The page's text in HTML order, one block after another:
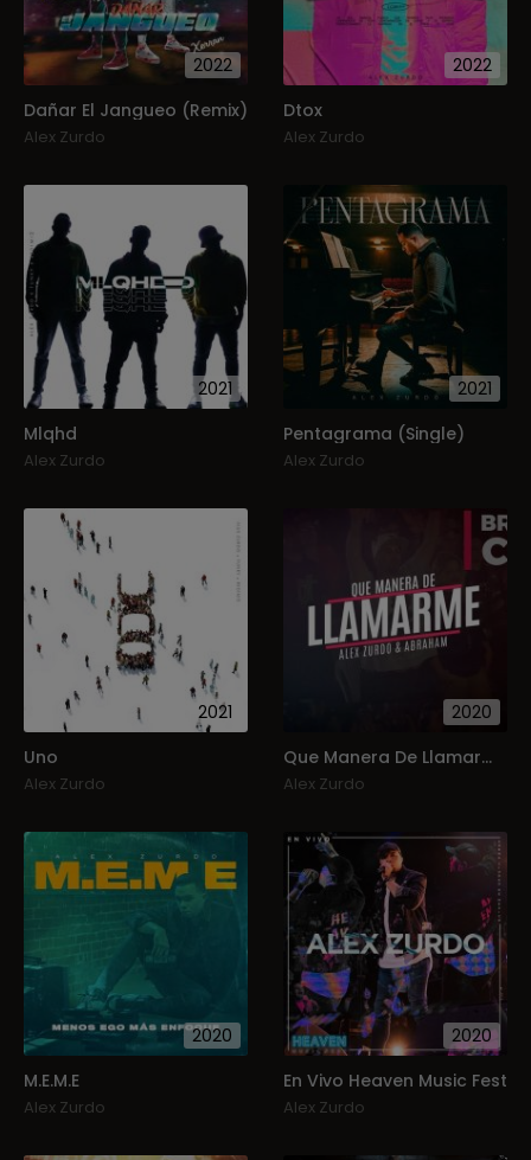
2022
Dañar El Jangueo (Remix)
Alex Zurdo
2022
Dtox
Alex Zurdo
2021
Mlqhd
Alex Zurdo
2021
Pentagrama (Single)
Alex Zurdo
2021
Uno
Alex Zurdo
2020
Que Manera De Llamarme
Alex Zurdo
2020
M.E.M.E
Alex Zurdo
2020
En Vivo Heaven Music Fest
Alex Zurdo